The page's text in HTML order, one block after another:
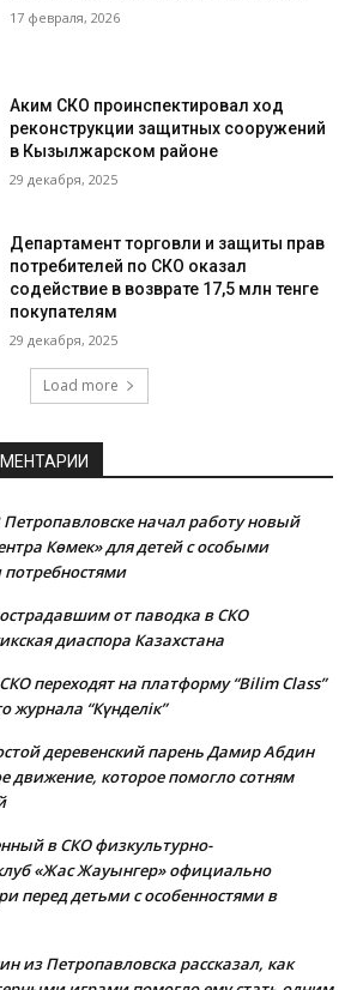
17 февраля, 2026
Аким СКО проинспектировал ход
реконструкции защитных сооружений
в Кызылжарском районе
29 декабря, 2025
Департамент торговли и защиты прав
потребителей по СКО оказал
содействие в возврате 17,5 млн тенге
покупателям
29 декабря, 2025
Load more
Петропавловске начал работу новый
Көмек» для детей с особыми
от паводка в СКО
диаспора Казахстана
переходят на платформу “Bilim Class”
журнала “Күнделік”
деревенский парень Дамир Абдин
движение, которое помогло сотням
в СКО физкультурно-
«Жас Жауынгер» официально
перед детьми с особенностями в
из Петропавловска рассказал, как